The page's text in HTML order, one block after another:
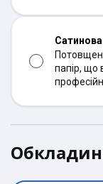
папір, що